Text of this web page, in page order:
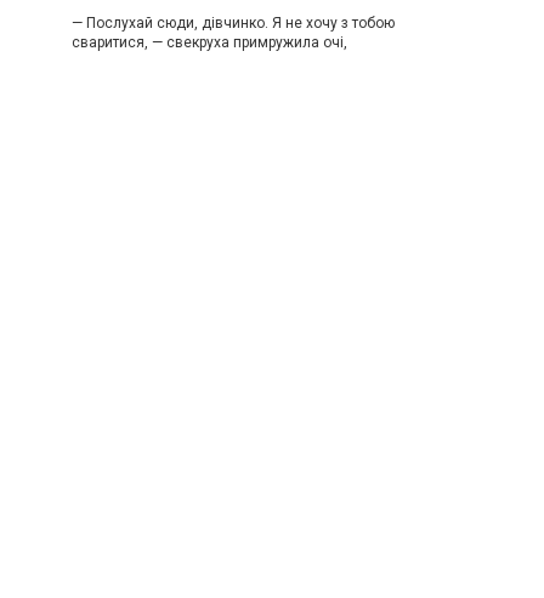
— Послухай сюди, дівчинко. Я не хочу з тобою
сваритися, — свекруха примружила очі,